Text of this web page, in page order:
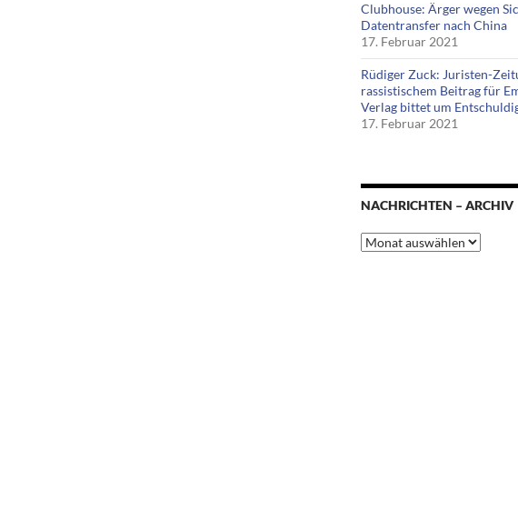
Clubhouse: Ärger wegen
Datentransfer nach China
17. Februar 2021
Rüdiger Zuck: Juristen-
rassistischem Beitrag für
Verlag bittet um
17. Februar 2021
NACHRICHTEN – ARCHIV
Nachrichten
–